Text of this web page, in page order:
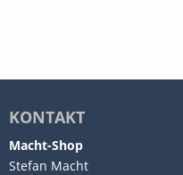
KONTAKT
Macht-Shop
Stefan Macht